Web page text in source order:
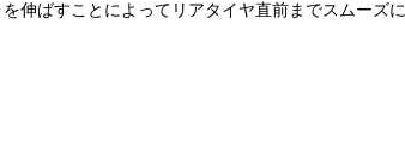
伸ばすことによってリアタイヤ直前までスムーズ